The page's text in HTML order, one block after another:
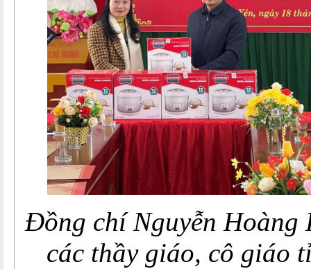
Đồng chí Nguyễn Hoàng
các thầy giáo, cô giáo